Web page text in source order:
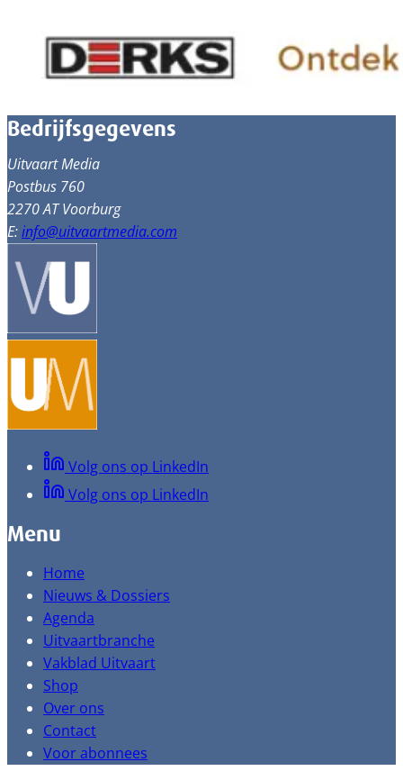
Bedrijfsgegevens
Uitvaart Media
Postbus 760
2270 AT Voorburg
E:info@uitvaartmedia.com
Volg ons op LinkedIn
Volg ons op LinkedIn
Menu
Home
Nieuws & Dossiers
Agenda
Uitvaartbranche
Vakblad Uitvaart
Shop
Over ons
Contact
Voor abonnees